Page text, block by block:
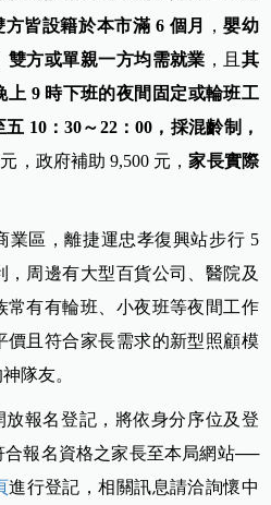
方皆設籍於本市滿 6 個月 ，嬰幼
雙方或單親一方均需就業 ，且 其
上 9 時下班的夜間固定或輪班工
10：30～22：00 ，採混齡制，
，政府補助 9,500 元，家長實際
業區，離捷運忠孝復興站步行 5
周邊有大型百貨公司、醫院及
常有有輪班、小夜班等夜間工作
價且符合家長需求的新型照顧模
隊友。
放報名登記，將依身分序位及登
合報名資格之家長至本局網站──
進行登記，相關訊息請洽詢懷中